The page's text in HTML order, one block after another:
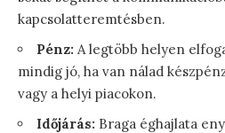
kapcsolatteremtésben.
Pénz: A legtöbb helyen
mindig jó, ha van nálad
vagy a helyi piacokon.
Időjárás: Braga éghajlata